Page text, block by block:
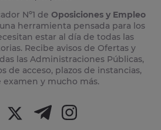
Nº1 de Oposiciones y Empleo
herramienta pensada para los
estar al día de todas las
Recibe avisos de Ofertas y
las Administraciones Públicas,
de acceso, plazos de instancias,
examen y mucho más.